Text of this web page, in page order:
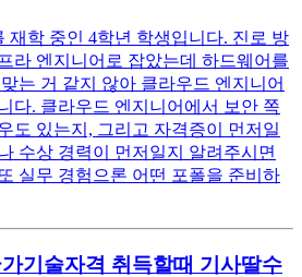
재학 중인 4학년 학생입니다. 진로 방
라 엔지니어로 잡았는데 하드웨어를
는 거 같지 않아 클라우드 엔지니어
다. 클라우드 엔지니어에서 보안 쪽
도 있는지, 그리고 자격증이 먼저일
수상 경력이 먼저일지 알려주시면
실무 경험으론 어떤 포폴을 준비하
기술자격 취득할때 기사딸수